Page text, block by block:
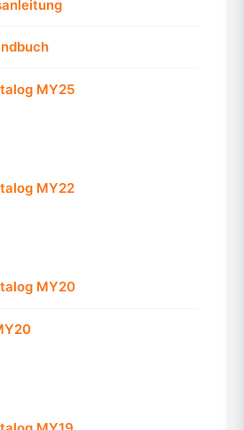
MY25
MY22
MY20